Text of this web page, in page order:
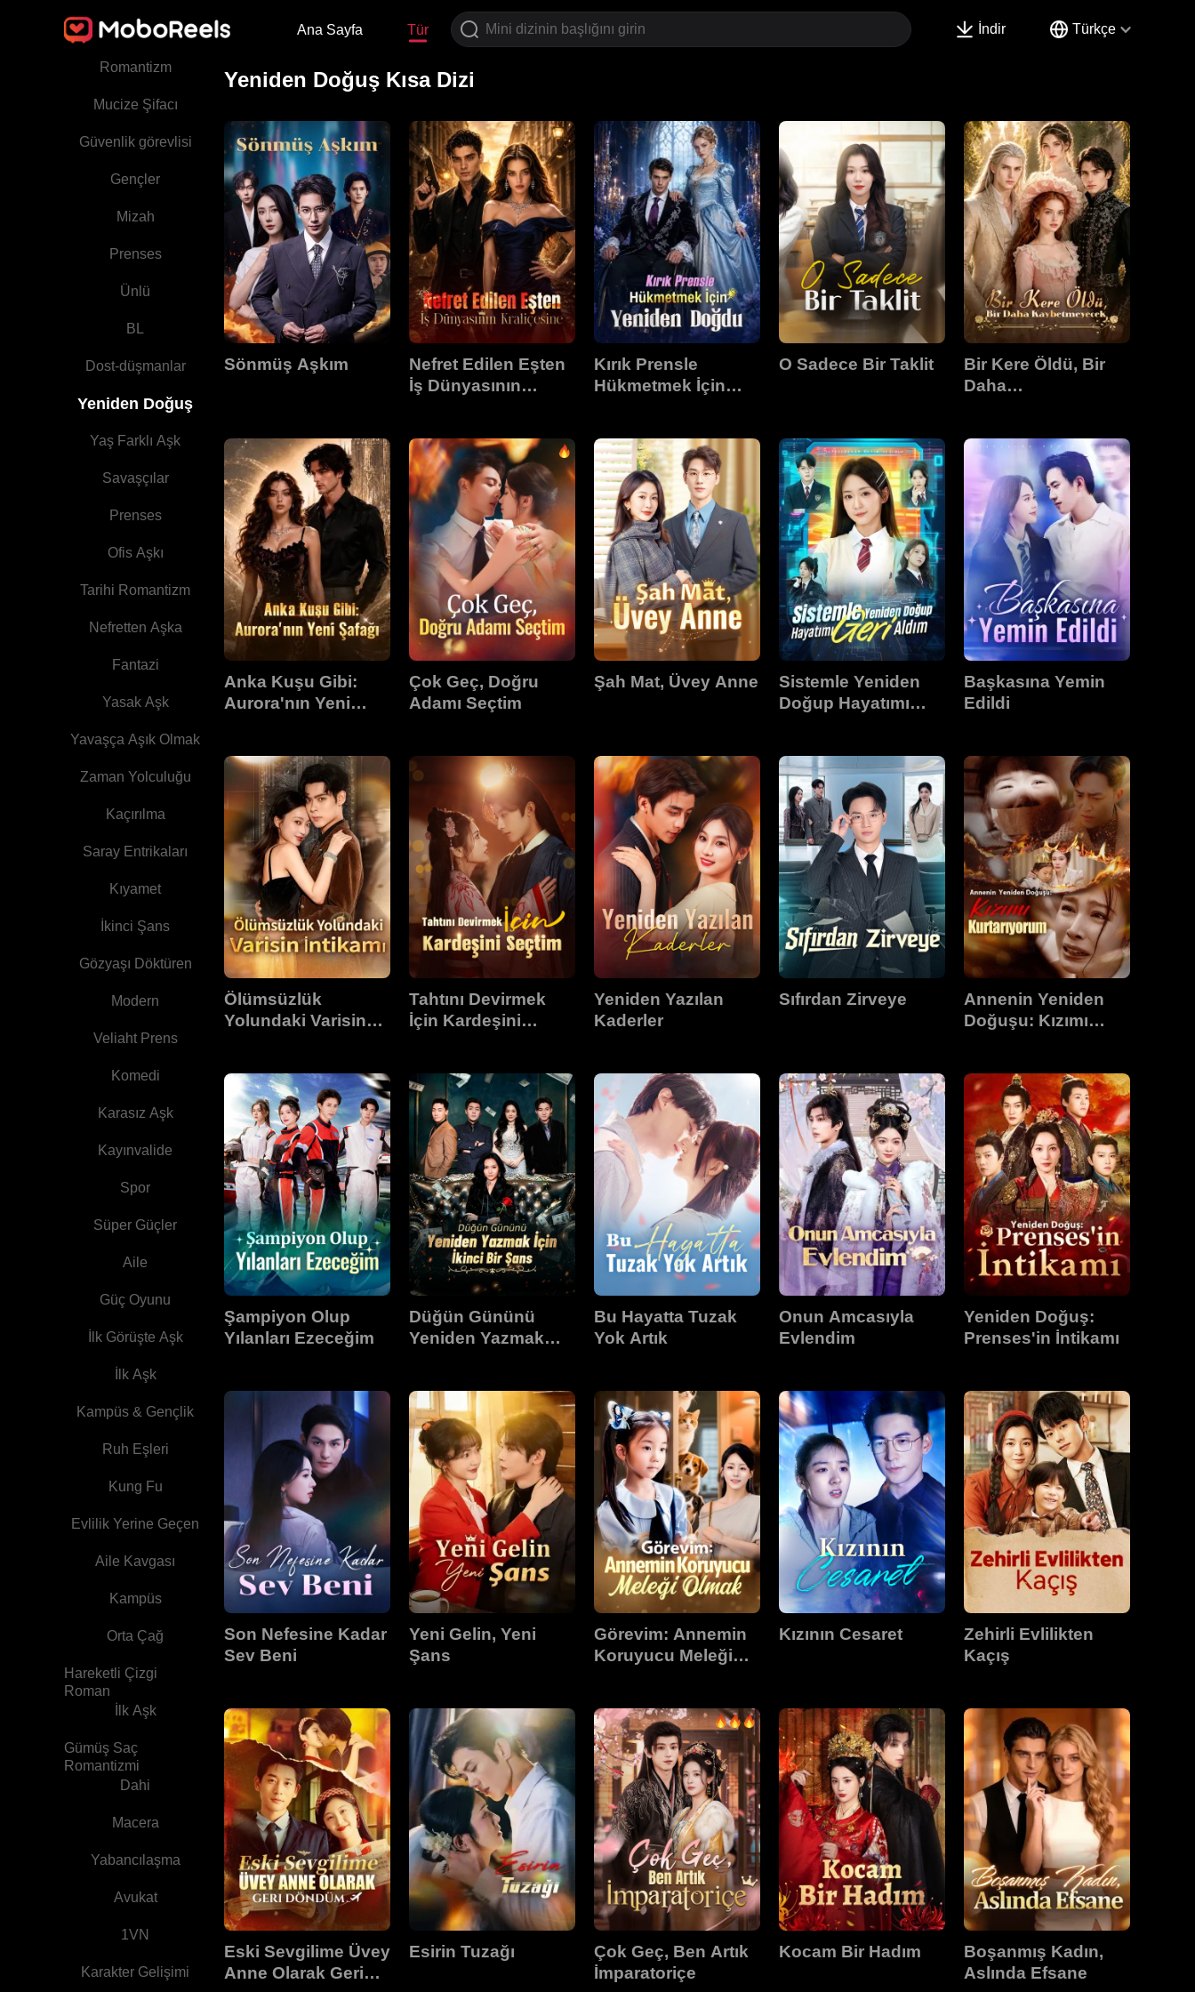
Ana Sayfa Tür İndir Türkçe
Gizli Kimlik
Romantizm
Mucize Şifacı
Güvenlik görevlisi
Gençler
Mizah
Prenses
Ünlü
BL
Dost-düşmanlar
Yeniden Doğuş
Yaş Farklı Aşk
Savaşçılar
Prenses
Ofis Aşkı
Tarihi Romantizm
Nefretten Aşka
Fantazi
Yasak Aşk
Yavaşça Aşık Olmak
Zaman Yolculuğu
Kaçırılma
Saray Entrikaları
Kıyamet
İkinci Şans
Gözyaşı Döktüren
Modern
Veliaht Prens
Komedi
Karasız Aşk
Kayınvalide
Spor
Süper Güçler
Aile
Güç Oyunu
İlk Görüşte Aşk
İlk Aşk
Kampüs & Gençlik
Ruh Eşleri
Kung Fu
Evlilik Yerine Geçen
Aile Kavgası
Kampüs
Orta Çağ
Hareketli Çizgi
Roman
İlk Aşk
Gümüş Saç
Romantizmi
Dahi
Macera
Yabancılaşma
Avukat
1VN
Karakter Gelişimi
Yeniden Doğuş Kısa Dizi
Sönmüş Aşkım
Nefret Edilen Eşten
İş Dünyasının
Kırık Prensle
Hükmetmek İçin
O Sadece Bir Taklit
Bir Kere Öldü, Bir
Daha
Anka Kuşu Gibi:
Aurora'nın Yeni
Çok Geç, Doğru
Adamı Seçtim
Şah Mat, Üvey Anne
Sistemle Yeniden
Doğup Hayatımı
Başkasına Yemin
Edildi
Ölümsüzlük
Yolundaki Varisin
Tahtını Devirmek
İçin Kardeşini
Yeniden Yazılan
Kaderler
Sıfırdan Zirveye
Annenin Yeniden
Doğuşu: Kızımı
Şampiyon Olup
Yılanları Ezeceğim
Düğün Gününü
Yeniden Yazmak
Bu Hayatta Tuzak
Yok Artık
Onun Amcasıyla
Evlendim
Yeniden Doğuş:
Prenses'in İntikamı
Son Nefesine Kadar
Sev Beni
Yeni Gelin, Yeni
Şans
Görevim: Annemin
Koruyucu Meleği
Kızının Cesaret
Zehirli Evlilikten
Kaçış
Eski Sevgilime Üvey
Anne Olarak Geri
Esirin Tuzağı
Çok Geç, Ben Artık
İmparatoriçe
Kocam Bir Hadım
Boşanmış Kadın,
Aslında Efsane